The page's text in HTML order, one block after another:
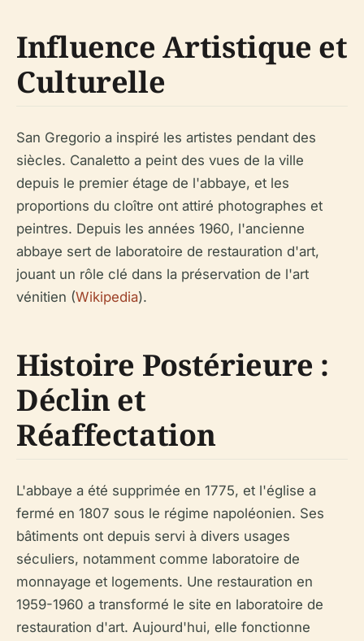
Influence Artistique et
Culturelle
San Gregorio a inspiré les artistes pendant des
siècles. Canaletto a peint des vues de la ville
depuis le premier étage de l'abbaye, et les
proportions du cloître ont attiré photographes et
peintres. Depuis les années 1960, l'ancienne
abbaye sert de laboratoire de restauration d'art,
jouant un rôle clé dans la préservation de l'art
vénitien (Wikipedia).
Histoire Postérieure :
Déclin et
Réaffectation
L'abbaye a été supprimée en 1775, et l'église a
fermé en 1807 sous le régime napoléonien. Ses
bâtiments ont depuis servi à divers usages
séculiers, notamment comme laboratoire de
monnayage et logements. Une restauration en
1959-1960 a transformé le site en laboratoire de
restauration d'art. Aujourd'hui, elle fonctionne